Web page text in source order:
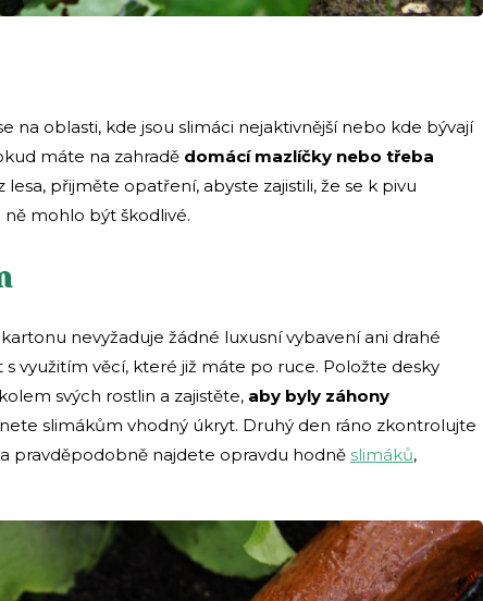
na oblasti, kde jsou slimáci nejaktivnější nebo kde bývají
máte na zahradě domácí mazlíčky nebo třeba
lesa, přijměte opatření, abyste zajistili, že se k pivu
mohlo být škodlivé.
nevyžaduje žádné luxusní vybavení ani drahé
využitím věcí, které již máte po ruce. Položte desky
svých rostlin a zajistěte, aby byly záhony
slimákům vhodný úkryt. Druhý den ráno zkontrolujte
pravděpodobně najdete opravdu hodně slimáků,